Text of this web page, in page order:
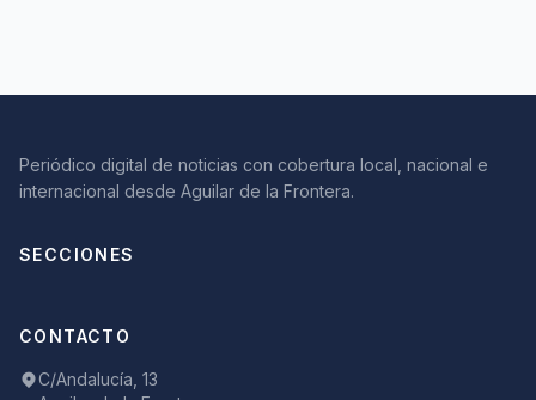
Periódico digital de noticias con cobertura local, nacional e
internacional desde Aguilar de la Frontera.
SECCIONES
CONTACTO
C/Andalucía, 13